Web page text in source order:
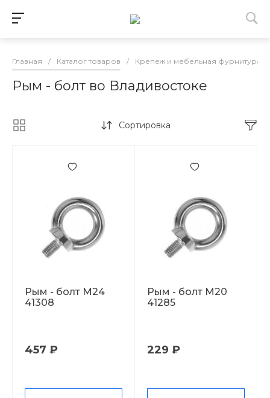
Главная / Каталог товаров / Крепеж и мебельная фурнитура
Рым - болт во Владивостоке
Сортировка
Рым - болт М24
41308
457 ₽
Рым - болт М20
41285
229 ₽